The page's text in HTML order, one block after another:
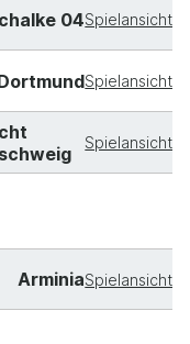
04Spielansicht
Spielansicht
Spielansicht
ArminiaSpielansicht